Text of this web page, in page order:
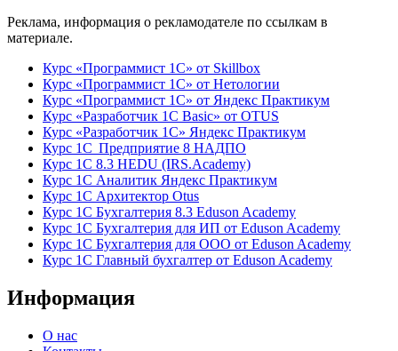
Реклама, информация о рекламодателе по ссылкам в
материале.
Курс «Программист 1С» от Skillbox
Курс «Программист 1С» от Нетологии
Курс «Программист 1С» от Яндекс Практикум
Курс «Разработчик 1С Basic» от OTUS
Курс «Разработчик 1С» Яндекс Практикум
Курс 1С Предприятие 8 НАДПО
Курс 1С 8.3 HEDU (IRS.Academy)
Курс 1С Аналитик Яндекс Практикум
Курс 1С Архитектор Otus
Курс 1С Бухгалтерия 8.3 Eduson Academy
Курс 1С Бухгалтерия для ИП от Eduson Academy
Курс 1С Бухгалтерия для ООО от Eduson Academy
Курс 1С Главный бухгалтер от Eduson Academy
Информация
О нас